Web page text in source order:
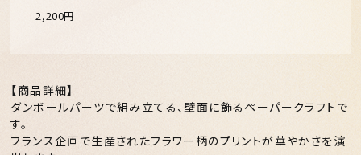
2,200円
【商品詳細】
ダンボールパーツで組み立てる、壁面に飾るペーパークラフトで
す。
フランス企画で生産されたフラワー柄のプリントが華やかさを演